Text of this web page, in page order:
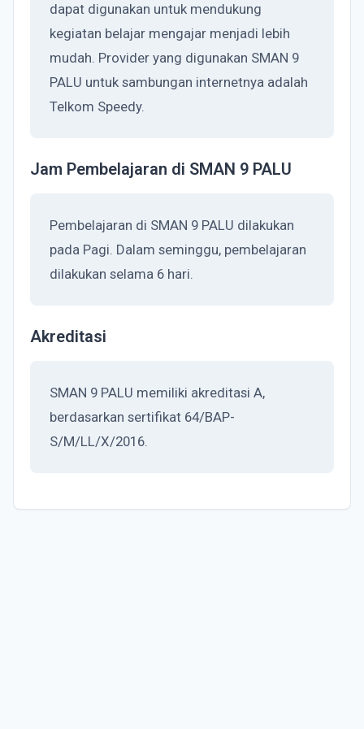
dapat digunakan untuk mendukung
kegiatan belajar mengajar menjadi lebih
mudah. Provider yang digunakan SMAN 9
PALU untuk sambungan internetnya adalah
Telkom Speedy.
Jam Pembelajaran di SMAN 9 PALU
Pembelajaran di SMAN 9 PALU dilakukan
pada Pagi. Dalam seminggu, pembelajaran
dilakukan selama 6 hari.
Akreditasi
SMAN 9 PALU memiliki akreditasi A,
berdasarkan sertifikat 64/BAP-
S/M/LL/X/2016.